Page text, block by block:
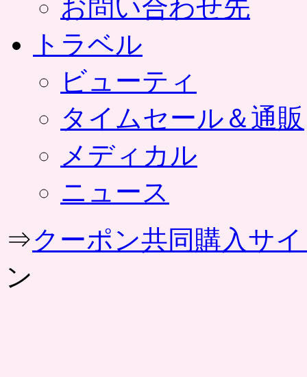
お問い合わせ先
トラベル
ビューティ
タイムセール＆通販
メディカル
ニュース
⇒クーポン共同購入サ
ン